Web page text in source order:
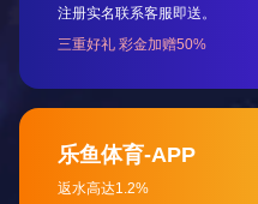
（1）路口四个方向的